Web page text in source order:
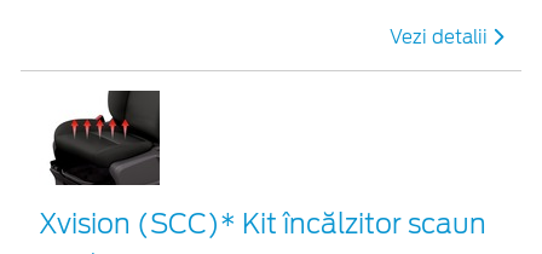
Vezi detalii
Xvision (SCC)* Kit încălzitor scaun